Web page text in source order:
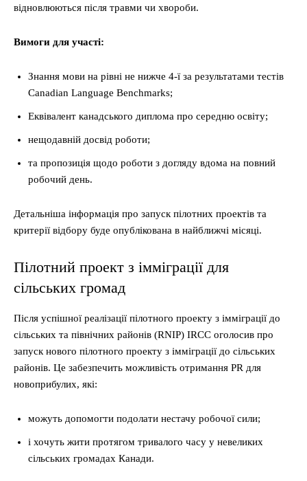
відновлюються після травми чи хвороби.
Вимоги для участі:
Знання мови на рівні не нижче 4-ї за результатами тестів
Canadian Language Benchmarks;
Еквівалент канадського диплома про середню освіту;
нещодавній досвід роботи;
та пропозиція щодо роботи з догляду вдома на повний
робочий день.
Детальніша інформація про запуск пілотних проектів та
критерії відбору буде опублікована в найближчі місяці.
Пілотний проект з імміграції для
сільських громад
Після успішної реалізації пілотного проекту з імміграції до
сільських та північних районів (RNIP) IRCC оголосив про
запуск нового пілотного проекту з імміграції до сільських
районів. Це забезпечить можливість отримання PR для
новоприбулих, які:
можуть допомогти подолати нестачу робочої сили;
і хочуть жити протягом тривалого часу у невеликих
сільських громадах Канади.